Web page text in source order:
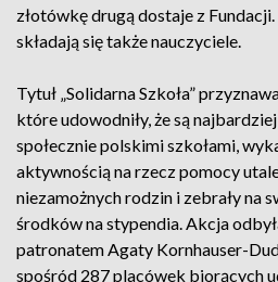
złotówkę drugą dostaje z
składają się także nauczyciele.
Tytuł „Solidarna Szkoła”
które udowodniły, że są
społecznie polskimi szkołami,
aktywnością na rzecz pomocy
niezamożnych rodzin i zebrały na
środków na stypendia. Akcja
patronatem Agaty Kornhauser-
spośród 287 placówek biorących